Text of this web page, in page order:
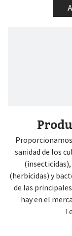
sanidad de los
(herbicidas) y
de las
hay en el